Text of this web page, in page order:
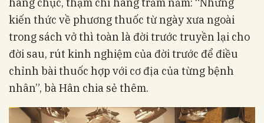
kiến thức về phương thuốc từ ngày xưa ngoài
trong sách vở thì toàn là đời trước truyền lại cho
đời sau, rút kinh nghiệm của đời trước để điều
chỉnh bài thuốc hợp với cơ địa của từng bệnh
nhân”, bà Hân chia sẻ thêm.